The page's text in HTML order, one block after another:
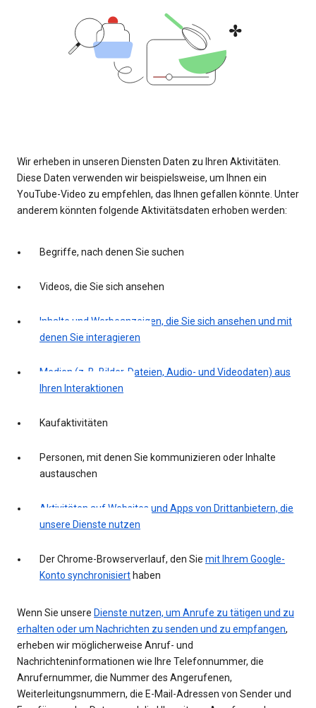
Wir erheben in unseren Diensten Daten zu Ihren Aktivitäten.
Diese Daten verwenden wir beispielsweise, um Ihnen ein
YouTube-Video zu empfehlen, das Ihnen gefallen könnte. Unter
anderem könnten folgende Aktivitätsdaten erhoben werden:
Begriffe, nach denen Sie suchen
Videos, die Sie sich ansehen
Inhalte und Werbeanzeigen, die Sie sich ansehen und mit
denen Sie interagieren
Medien (z. B. Bilder, Dateien, Audio- und Videodaten) aus
Ihren Interaktionen
Kaufaktivitäten
Personen, mit denen Sie kommunizieren oder Inhalte
austauschen
Aktivitäten auf Websites und Apps von Drittanbietern, die
unsere Dienste nutzen
Der Chrome-Browserverlauf, den Sie mit Ihrem Google-
Konto synchronisiert haben
Wenn Sie unsere Dienste nutzen, um Anrufe zu tätigen und zu
erhalten oder um Nachrichten zu senden und zu empfangen,
erheben wir möglicherweise Anruf- und
Nachrichteninformationen wie Ihre Telefonnummer, die
Anrufernummer, die Nummer des Angerufenen,
Weiterleitungsnummern, die E-Mail-Adressen von Sender und